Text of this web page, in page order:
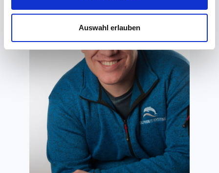
Auswahl erlauben